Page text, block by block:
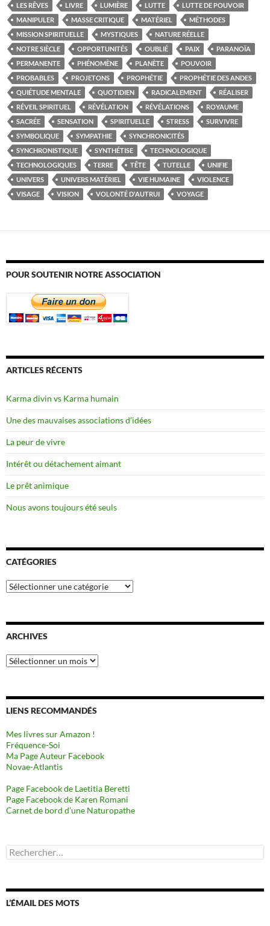
LES RÊVES
LIVRE LUMIÈRE LUTTE
LUTTE DE POUVOIR
MANIPULER
MASSE CRITIQUE MATÉRIEL
MÉTHODES
MISSION SPIRITUELLE
MYSTIQUES
NATURE RÉELLE
NOTRE SIÈCLE
OPPORTUNITÉS OUBLIÉ PAIX
PARANOÏA
PERMANENTE
PHÉNOMÈNE PLANÈTE
POUVOIR
PROBABLES
PROJETONS PROPHÉTIE
PROPHÉTIE DES ANDES
QUIÉTUDE MENTALE
QUOTIDIEN RADICALEMENT
RÉALISER
RÉVEIL SPIRITUEL
RÉVÉLATION RÉVÉLATIONS
ROYAUME
SACRÉE
SENSATION SPIRITUELLE STRESS
SURVIVRE
SYMBOLIQUE
SYMPATHIE
SYNCHRONICITÉS
SYNCHRONISTIQUE
SYNTHÉTISE
TECHNOLOGIQUE
TECHNOLOGIQUES
TERRE TÊTE TUTELLE
UNIFIE
UNIVERS
UNIVERS MATÉRIEL VIE HUMAINE
VIOLENCE
VISAGE
VISION VOLONTÉ D'AUTRUI VOYAGE
POUR SOUTENIR NOTRE ASSOCIATION
ARTICLES RÉCENTS
Karma divin vs Karma humain
Une des mauvaises associations d’idées
La peur de vivre
Intérêt ou détachement aimant
Le prêt animique
Nous avons toujours été seuls
CATÉGORIES
Catégories
ARCHIVES
Archives
LIENS RECOMMANDÉS
Mes livres sur Amazon !
Fréquence-Soi
Ma Page Auteur Facebook
Novae-Atlantis
Page Facebook de Laetitia Beretti
Page Facebook de Karen Romani
Carnet de bord d’une Naturopathe
Rechercher :
L’ÉMAIL DES MOTS